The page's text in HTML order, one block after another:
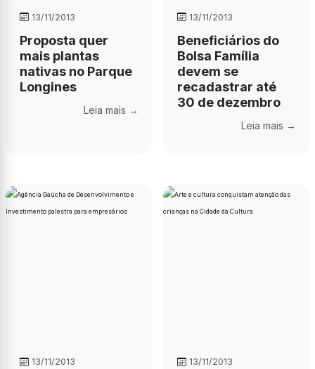
13/11/2013
Proposta quer
mais plantas
nativas no Parque
Longines
Leia mais →
13/11/2013
Beneficiários do
Bolsa Família
devem se
recadastrar até
30 de dezembro
Leia mais →
13/11/2013 13/11/2013